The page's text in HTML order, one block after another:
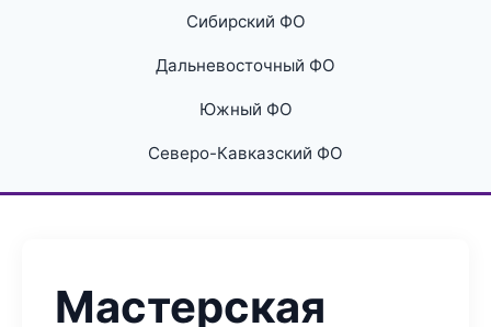
Сибирский ФО
Дальневосточный ФО
Южный ФО
Северо-Кавказский ФО
Мастерская